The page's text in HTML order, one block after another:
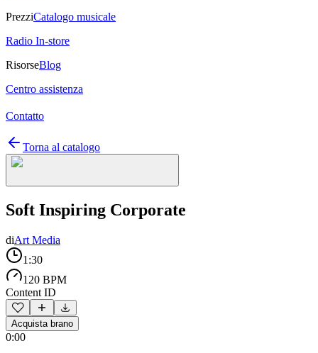
PrezziCatalogo musicale
Radio In-store
RisorseBlog
Centro assistenza
Contatto
Torna al catalogo
Soft Inspiring Corporate
diArt Media
1:30
120 BPM
Content ID
Acquista brano
0:00